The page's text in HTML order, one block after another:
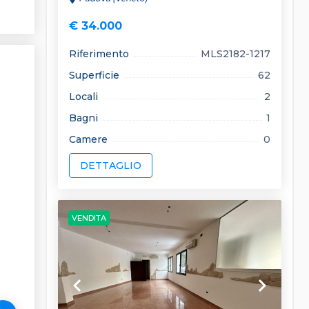
€ 34.000
Riferimento
MLS2182-1217
Superficie
62
Locali
2
Bagni
1
Camere
0
DETTAGLIO
VENDITA
keyboard_arrow_left keyboard_arrow_right